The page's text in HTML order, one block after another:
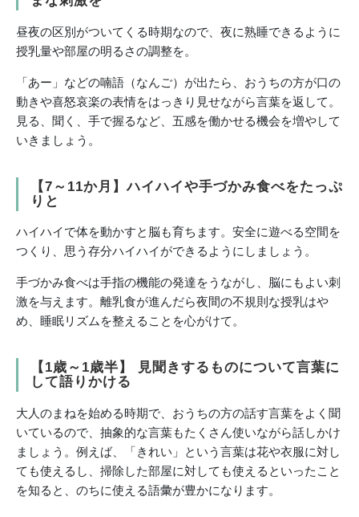
昼夜の区別がついてくる時期なので、夜に熟睡できるように
授乳量や部屋の明るさの調整を。
「あー」などの喃語（なんご）が出たら、おうちの方が口の
動きや喜怒哀楽の表情をはっきり見せながら言葉を返して。
見る、聞く、手で握るなど、五感を働かせる機会を増やして
いきましょう。
【7～11か月】ハイハイや手づかみ食べをたっぷ
りと
ハイハイで体を動かすと脳も育ちます。安全に遊べる空間を
つくり、思う存分ハイハイができるようにしましょう。
手づかみ食べは手指の機能の発達をうながし、脳にもよい刺
激を与えます。離乳食が進んだら夜間の不規則な授乳はや
め、睡眠リズムを整えることを心がけて。
【1歳～1歳半】 見聞きするものについて言葉に
して語りかける
大人のまねを始める時期で、おうちの方の話す言葉をよく聞
いているので、抽象的な言葉もたくさん使いながら話しかけ
ましょう。例えば、「きれい」という言葉は花や衣服に対し
ても使えるし、掃除した部屋に対しても使えるといったこと
を知ると、のちに使える語彙が豊かになります。